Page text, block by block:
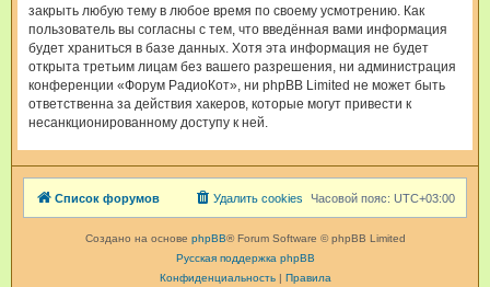
закрыть любую тему в любое время по своему усмотрению. Как
пользователь вы согласны с тем, что введённая вами информация
будет храниться в базе данных. Хотя эта информация не будет
открыта третьим лицам без вашего разрешения, ни администрация
конференции «Форум РадиоКот», ни phpBB Limited не может быть
ответственна за действия хакеров, которые могут привести к
несанкционированному доступу к ней.
Список форумов Часовой пояс: UTC+03:00
Удалить cookies
Создано на основе phpBB® Forum Software © phpBB Limited
Русская поддержка phpBB
Конфиденциальность| Правила